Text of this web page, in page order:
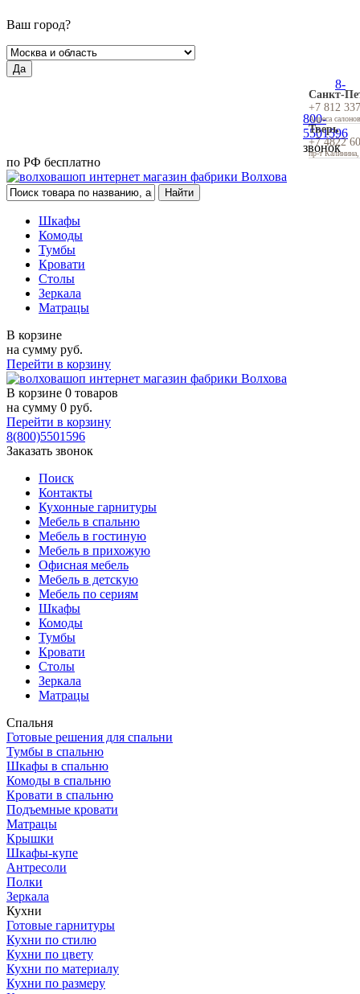
Ваш город?
Да
Санкт-
+7 812
Адреса
Тверь
+7 4822
пр-т
8-
800-
5501596
звонок
по РФ бесплатно
Шкафы
Комоды
Тумбы
Кровати
Столы
Зеркала
Матрацы
В корзине
на сумму руб.
Перейти в корзину
В корзине 0 товаров
на сумму 0 руб.
Перейти в корзину
8(800)5501596
Заказать звонок
Поиск
Контакты
Кухонные гарнитуры
Мебель в спальню
Мебель в гостиную
Мебель в прихожую
Офисная мебель
Мебель в детскую
Мебель по сериям
Шкафы
Комоды
Тумбы
Кровати
Столы
Зеркала
Матрацы
Спальня
Готовые решения для спальни
Тумбы в спальню
Шкафы в спальню
Комоды в спальню
Кровати в спальню
Подъемные кровати
Матрацы
Крышки
Шкафы-купе
Антресоли
Полки
Зеркала
Кухни
Готовые гарнитуры
Кухни по стилю
Кухни по цвету
Кухни по материалу
Кухни по размеру